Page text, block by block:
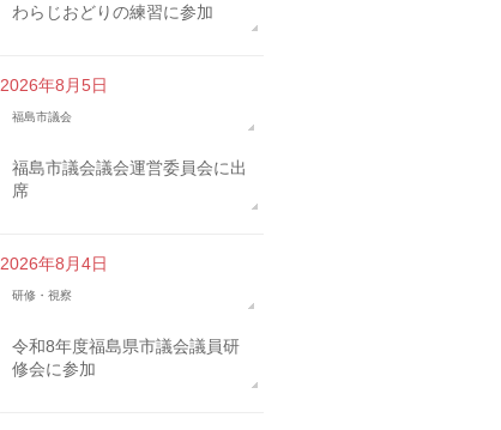
わらじおどりの練習に参加
2026年8月5日
福島市議会
福島市議会議会運営委員会に出
席
2026年8月4日
研修・視察
令和8年度福島県市議会議員研
修会に参加